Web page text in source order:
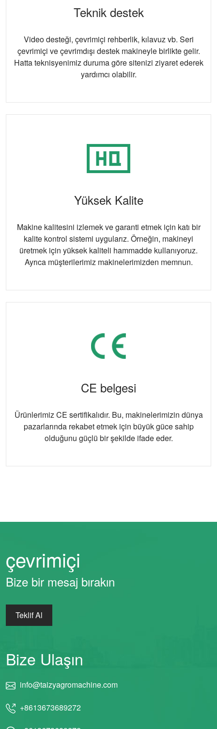
Teknik destek
Video desteği, çevrimiçi rehberlik, kılavuz vb. Seri
çevrimiçi ve çevrimdışı destek makineyle birlikte gelir.
Hatta teknisyenimiz duruma göre sitenizi ziyaret ederek
yardımcı olabilir.
Yüksek Kalite
Makine kalitesini izlemek ve garanti etmek için katı bir
kalite kontrol sistemi uygularız. Örneğin, makineyi
üretmek için yüksek kaliteli hammadde kullanıyoruz.
Ayrıca müşterilerimiz makinelerimizden memnun.
CE belgesi
Ürünlerimiz CE sertifikalıdır. Bu, makinelerimizin dünya
pazarlarında rekabet etmek için büyük güce sahip
olduğunu güçlü bir şekilde ifade eder.
çevrimiçi
Bize bir mesaj bırakın
Teklif Al
Bize Ulaşın
info@taizyagromachine.com
+8613673689272